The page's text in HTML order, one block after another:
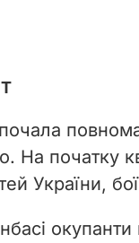
На початку
України,
окупанти